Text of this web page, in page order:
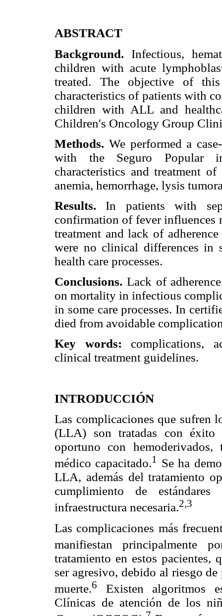
ABSTRACT
Background. Infectious,
children with acute
treated. The objective of
characteristics of patients with
children with ALL and
Children's Oncology Group
Methods. We performed a
with the Seguro Popular
characteristics and treatment
anemia, hemorrhage, lysis
Results. In patients with
confirmation of fever
treatment and lack of
were no clinical differences in
health care processes.
Conclusions. Lack of
on mortality in infectious
in some care processes. In
died from avoidable
Key words: complications,
clinical treatment guidelines.
INTRODUCCIÓN
Las complicaciones que sufren
(LLA) son tratadas con éxito
oportuno con
médico capacitado.1
Se ha
LLA, además del tratamiento
cumplimiento de
infraestructura necesaria.2,3
Las complicaciones más
manifiestan principalmente
tratamiento en estos pacientes,
ser agresivo, debido al riesgo
muerte.6
Existen algoritmos
Clínicas de atención de los